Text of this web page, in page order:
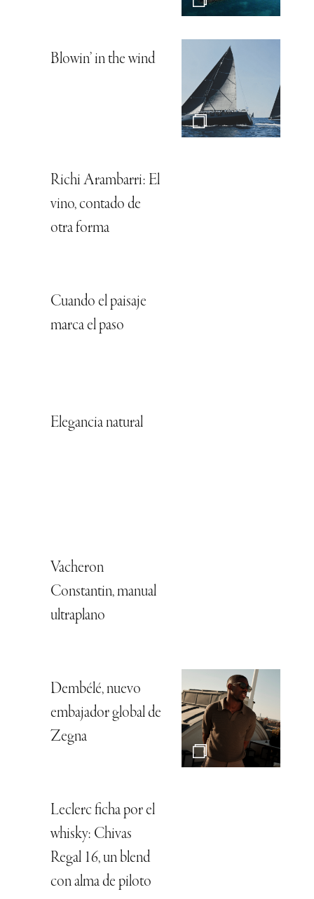
Blowin’ in the wind
Richi Arambarri: El
vino, contado de
otra forma
Cuando el paisaje
marca el paso
Elegancia natural
Vacheron
Constantin, manual
ultraplano
Dembélé, nuevo
embajador global de
Zegna
Leclerc ficha por el
whisky: Chivas
Regal 16, un blend
con alma de piloto